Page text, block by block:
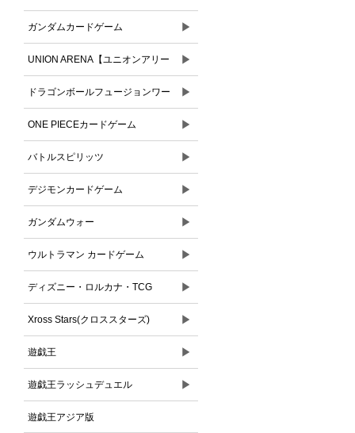
ードゲーム)
ムオーダー)
ガンダムカードゲーム ▶
UNION ARENA【ユニオンアリー
ナ】
▶
ドラゴンボールフュージョンワー
ルド
▶
ONE PIECEカードゲーム ▶
バトルスピリッツ ▶
デジモンカードゲーム ▶
ガンダムウォー ▶
ウルトラマン カードゲーム ▶
ディズニー・ロルカナ・TCG ▶
Xross Stars(クロススターズ) ▶
遊戯王 ▶
遊戯王ラッシュデュエル ▶
遊戯王アジア版